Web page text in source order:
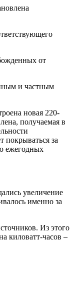
от
и частным
новая 220-
получаемая в
покрываться за
ежегодных
увеличение
именно за
Из этого
киловатт-часов –